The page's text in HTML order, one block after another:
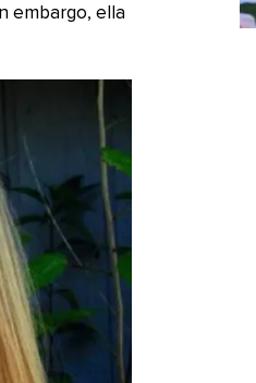
embargo, ella